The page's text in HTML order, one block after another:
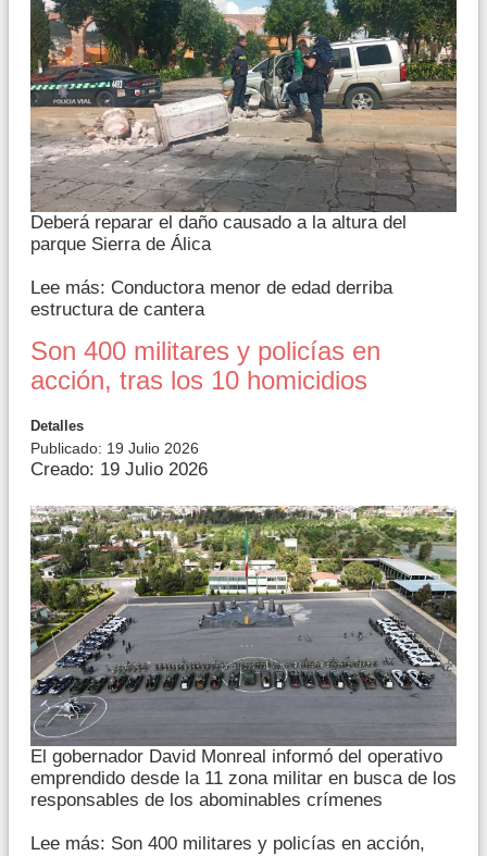
Deberá reparar el daño causado a la altura del
parque Sierra de Álica
Lee más: Conductora menor de edad derriba
estructura de cantera
Son 400 militares y policías en
acción, tras los 10 homicidios
Detalles
Publicado: 19 Julio 2026
Creado: 19 Julio 2026
El gobernador David Monreal informó del operativo
emprendido desde la 11 zona militar en busca de los
responsables de los abominables crímenes
Lee más: Son 400 militares y policías en acción,